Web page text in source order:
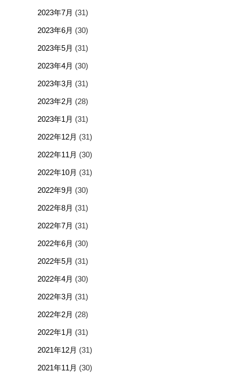
2023年7月 (31)
2023年6月 (30)
2023年5月 (31)
2023年4月 (30)
2023年3月 (31)
2023年2月 (28)
2023年1月 (31)
2022年12月 (31)
2022年11月 (30)
2022年10月 (31)
2022年9月 (30)
2022年8月 (31)
2022年7月 (31)
2022年6月 (30)
2022年5月 (31)
2022年4月 (30)
2022年3月 (31)
2022年2月 (28)
2022年1月 (31)
2021年12月 (31)
2021年11月 (30)